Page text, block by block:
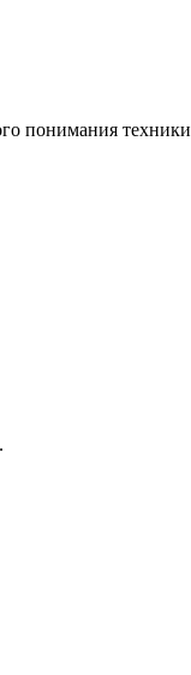
понимания техники